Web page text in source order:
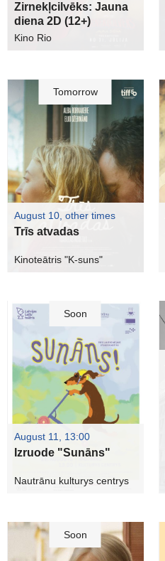
Zirnekļcilvēks: Jauna
diena 2D (12+)
Kino Rio
Tomorrow
August 10, other times
Trīs atvadas
Kinoteātris "K-suns"
Soon
August 11, 13:00
Izruode "Sunāns"
Nautrānu kulturys centrys
Soon